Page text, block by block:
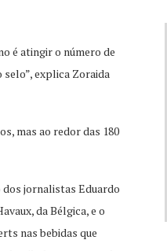
é atingir o número de
explica Zoraida
mas ao redor das 180
dos jornalistas Eduardo
da Bélgica, e o
nas bebidas que